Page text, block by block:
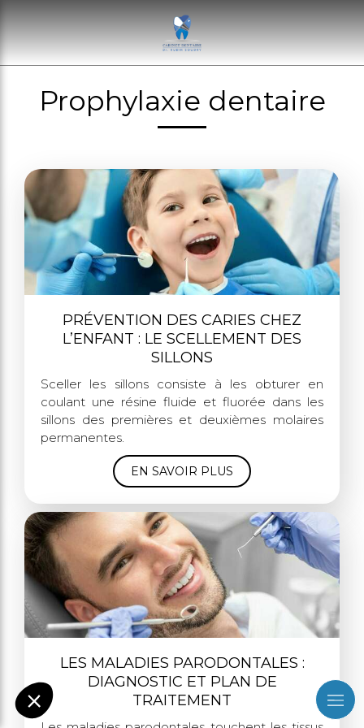
Prophylaxie dentaire
PRÉVENTION DES CARIES CHEZ
L’ENFANT : LE SCELLEMENT DES
SILLONS
Sceller les sillons consiste à les obturer en
coulant une résine fluide et fluorée dans les
sillons des premières et deuxièmes molaires
permanentes.
EN SAVOIR PLUS
LES MALADIES PARODONTALES :
DIAGNOSTIC ET PLAN DE
TRAITEMENT